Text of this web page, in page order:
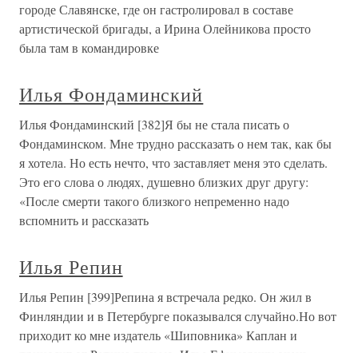
городе Славянске, где он гастролировал в составе
артистической бригады, а Ирина Олейникова просто
была там в командировке
Илья Фондаминский
Илья Фондаминский [382]Я бы не стала писать о
Фондаминском. Мне трудно рассказать о нем так, как бы
я хотела. Но есть нечто, что заставляет меня это сделать.
Это его слова о людях, душевно близких друг другу:
«После смерти такого близкого непременно надо
вспомнить и рассказать
Илья Репин
Илья Репин [399]Репина я встречала редко. Он жил в
Финляндии и в Петербурге показывался случайно.Но вот
приходит ко мне издатель «Шиповника» Каплан и